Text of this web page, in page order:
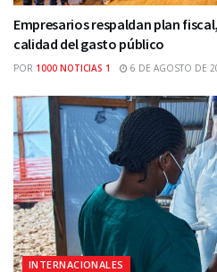
Empresarios respaldan plan
calidad del gasto público
POR 1000 NOTICIAS 1 6 DE AGOSTO DE
INTERNACIONALES